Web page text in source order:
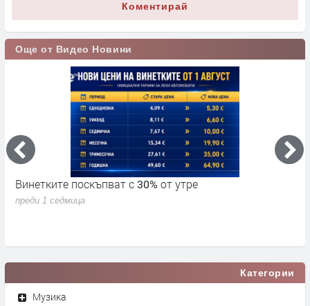
Коментирай
Още от Видео Новини
Винетките поскъпват с 30% от утре
преди 1 седмица
Категории
Музика